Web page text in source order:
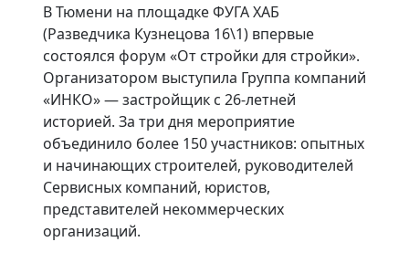
В Тюмени на площадке ФУГА ХАБ
(Разведчика Кузнецова 16\1) впервые
состоялся форум «От стройки для стройки».
Организатором выступила Группа компаний
«ИНКО» — застройщик с 26-летней
историей. За три дня мероприятие
объединило более 150 участников: опытных
и начинающих строителей, руководителей
Сервисных компаний, юристов,
представителей некоммерческих
организаций.